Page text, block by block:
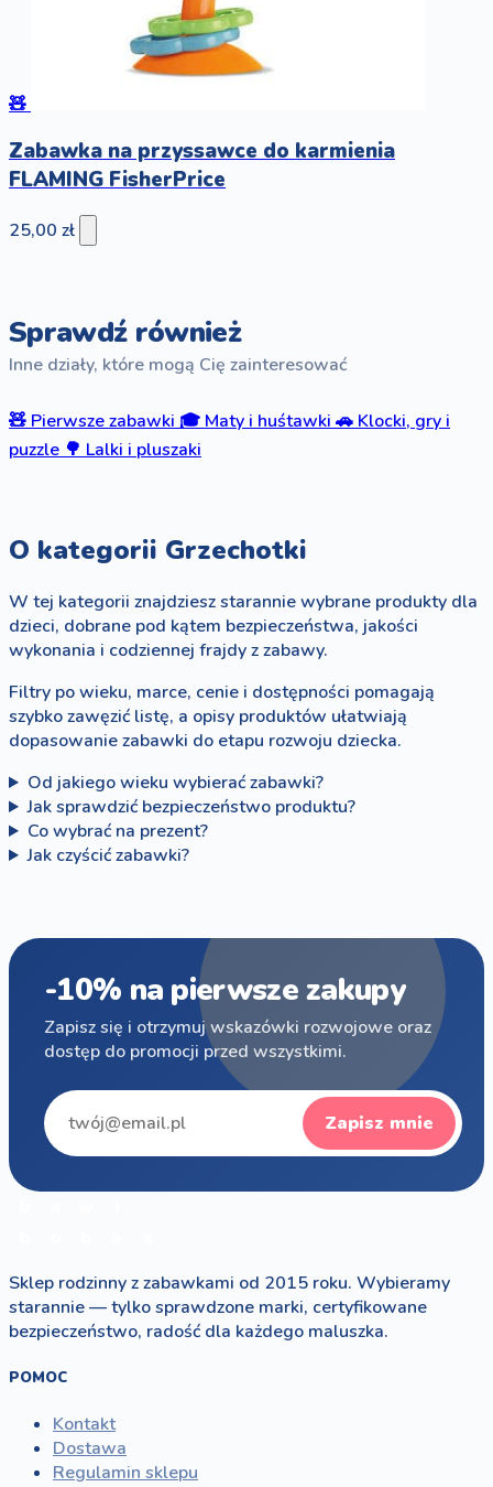
🧸
Zabawka na przyssawce do karmienia
FLAMING FisherPrice
25,00 zł
Sprawdź również
Inne działy, które mogą Cię zainteresować
🧸 Pierwsze zabawki 🎓 Maty i huśtawki 🚗 Klocki, gry i
puzzle 🌳 Lalki i pluszaki
O kategorii Grzechotki
W tej kategorii znajdziesz starannie wybrane produkty dla
dzieci, dobrane pod kątem bezpieczeństwa, jakości
wykonania i codziennej frajdy z zabawy.
Filtry po wieku, marce, cenie i dostępności pomagają
szybko zawęzić listę, a opisy produktów ułatwiają
dopasowanie zabawki do etapu rozwoju dziecka.
Od jakiego wieku wybierać zabawki?
Jak sprawdzić bezpieczeństwo produktu?
Co wybrać na prezent?
Jak czyścić zabawki?
-10% na pierwsze zakupy
Zapisz się i otrzymuj wskazówki rozwojowe oraz
dostęp do promocji przed wszystkimi.
Zapisz mnie
Sklep rodzinny z zabawkami od 2015 roku. Wybieramy
starannie — tylko sprawdzone marki, certyfikowane
bezpieczeństwo, radość dla każdego maluszka.
POMOC
Kontakt
Dostawa
Regulamin sklepu